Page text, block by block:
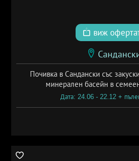
виж
Почивка в Сандански със
минерален басейн в
Дата: 24.06 - 22.12 +